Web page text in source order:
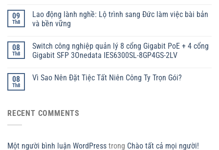
09
Th8
Lao động lành nghề: Lộ trình sang Đức làm việc bài bản
và bền vững
08
Th8
Switch công nghiệp quản lý 8 cổng Gigabit PoE + 4 cổng
Gigabit SFP 3Onedata IES6300SL-8GP4GS-2LV
08
Th8
Vì Sao Nên Đặt Tiệc Tất Niên Công Ty Trọn Gói?
RECENT COMMENTS
Một người bình luận WordPress trong Chào tất cả mọi người!